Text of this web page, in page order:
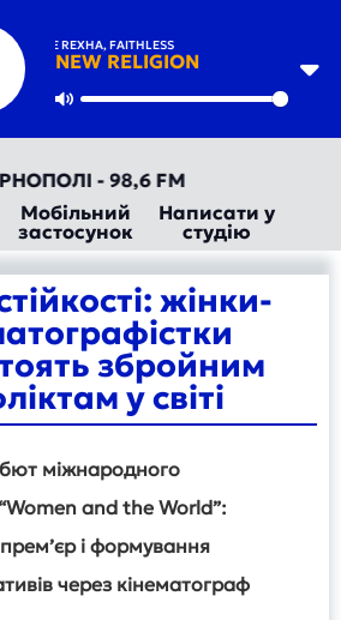
BEBE REXHA, FAITHLESS
NEW RELIGION
- 98,6 FM
Мобільний
застосунок
Написати у
студію
жінки-
збройним
у світі
міжнародного
and the World”:
і формування
через кінематограф